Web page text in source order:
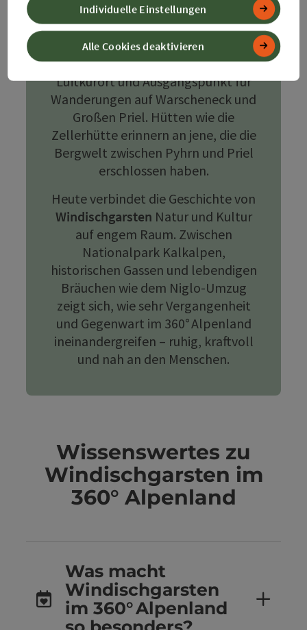
Engagement früher
Fremdenverkehrspioniere begann
ein neues Kapitel: Windischgarsten
wurde Sommerfrische, später
Luftkurort und Ausgangspunkt für
Wanderungen auf Warscheneck und
Großen Priel. Hütten wie die
Zellerhütte erinnern an jene, die die
Bergwelt zwischen Pyhrn und Priel
erschlossen haben.
Heute verbindet die Geschichte von
Windischgarsten Natur und Kultur
auf engem Raum. Zwischen
Nationalpark Kalkalpen,
historischen Gassen und lebendigen
Bräuchen wie dem Niglo‑Umzug
zeigt sich, wie sehr Vergangenheit
und Gegenwart im 360° Alpenland
ineinandergreifen – ruhig, kraftvoll
und nah an den Menschen.
Wissenswertes zu
Windischgarsten im
360° Alpenland
Was macht
Windischgarsten
im 360° Alpenland
Alle Cookies deaktivieren
Individuelle Einstellungen